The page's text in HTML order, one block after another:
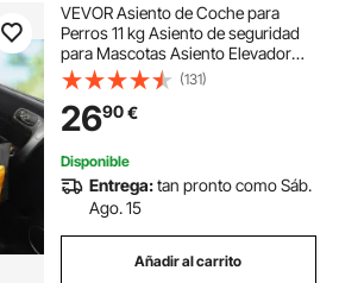
VEVOR Asiento de Coche para
Perros 11 kg Asiento de seguridad
para Mascotas Asiento Elevador
Impermeable con Correa de
Seguridad con Clip Acolchado de
Algodón PP Silla para Coche para
Mascotas, Negro
(131)
2690€
Disponible
Entrega:tan pronto como Sáb.
Ago. 15
Añadir al carrito